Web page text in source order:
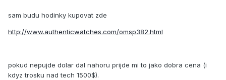
sam budu hodinky kupovat zde
http://www.authenticwatches.com/omsp382.html
pokud nepujde dolar dal nahoru prijde mi to jako dobra cena (i
kdyz trosku nad tech 1500$).